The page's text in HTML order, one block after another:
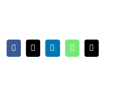
Facebook
X LinkedInWhatsApp
Email